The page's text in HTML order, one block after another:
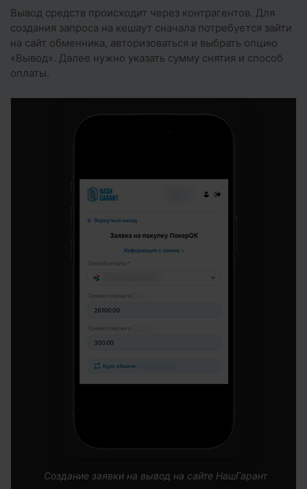
Вывод средств происходит через контрагентов. Для
создания запроса на кешаут сначала потребуется зайти
на сайт обменника, авторизоваться и выбрать опцию
«Вывод». Далее нужно указать сумму снятия и способ
оплаты.
Создание заявки на вывод на сайте НашГарант